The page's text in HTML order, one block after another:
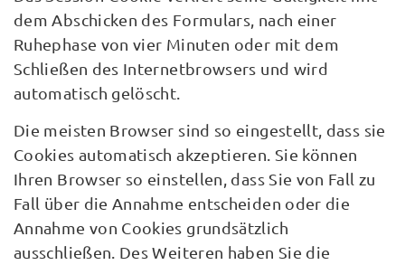
dem Abschicken des Formulars, nach einer
Ruhephase von vier Minuten oder mit dem
Schließen des Internetbrowsers und wird
automatisch gelöscht.
Die meisten Browser sind so eingestellt, dass sie
Cookies automatisch akzeptieren. Sie können
Ihren Browser so einstellen, dass Sie von Fall zu
Fall über die Annahme entscheiden oder die
Annahme von Cookies grundsätzlich
ausschließen. Des Weiteren haben Sie die